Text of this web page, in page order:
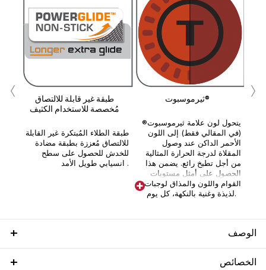
طبقة غير قابلة للالتصاق
مُخصصة للاستخدام الكثيف
طبقة الطلاء المُبتكرة غير القابلة
للالتصاق مُعززة بطبقة مضادة
للخدش للحصول على سطح
انسيابي طويل الأمد .
ثيرموسبوت®
يتحول لون علامة ثيرموسبوت®
(في المقالي فقط) إلى اللون
الأحمر الداكن عند وصول
المقلاة لدرجة الحرارة المثالية
من أجل تطبخ رائع. يضمن هذا
الحصول على أمثل مستويات
القوام واللون والمذاق لوجبات
لذيذة وغنية بالنكهة، كل يوم.
‹ ›
الوصف
الخصائص